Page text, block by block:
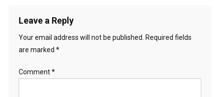
Leave a Reply
Your email address will not be published. Required fields
are marked *
Comment*